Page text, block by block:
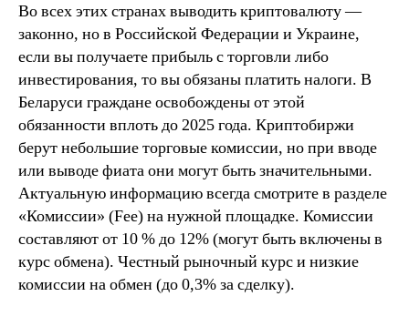
Во всех этих странах выводить криптовалюту —
законно, но в Российской Федерации и Украине,
если вы получаете прибыль с торговли либо
инвестирования, то вы обязаны платить налоги. В
Беларуси граждане освобождены от этой
обязанности вплоть до 2025 года. Криптобиржи
берут небольшие торговые комиссии, но при вводе
или выводе фиата они могут быть значительными.
Актуальную информацию всегда смотрите в разделе
«Комиссии» (Fee) на нужной площадке. Комиссии
составляют от 10 % до 12% (могут быть включены в
курс обмена). Честный рыночный курс и низкие
комиссии на обмен (до 0,3% за сделку).